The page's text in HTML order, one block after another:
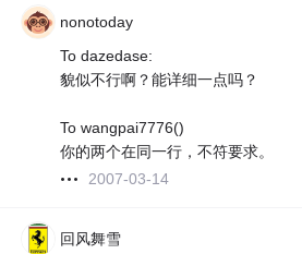
nonotoday
To dazedase:
貌似不行啊？能详细一点吗？
To wangpai7776()
你的两个在同一行，不符要求。
2007-03-14
回风舞雪